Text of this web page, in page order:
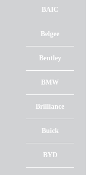
BAIC
Belgee
Bentley
BMW
Brilliance
Buick
BYD